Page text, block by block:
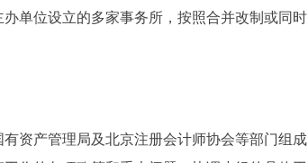
单位设立的多家事务所，按照合并改制或同时
资产管理局及北京注册会计师协会等部门组成